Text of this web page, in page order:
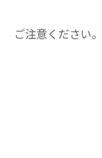
ご注意ください。